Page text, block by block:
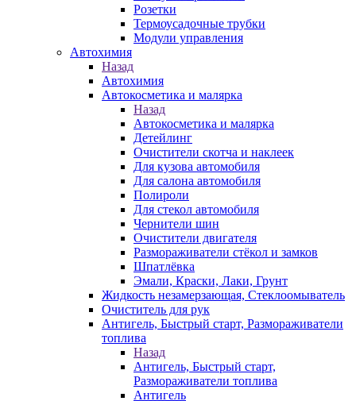
Розетки
Термоусадочные трубки
Модули управления
Автохимия
Назад
Автохимия
Автокосметика и малярка
Назад
Автокосметика и малярка
Детейлинг
Очистители скотча и наклеек
Для кузова автомобиля
Для салона автомобиля
Полироли
Для стекол автомобиля
Чернители шин
Очистители двигателя
Размораживатели стёкол и замков
Шпатлёвка
Эмали, Краски, Лаки, Грунт
Жидкость незамерзающая, Стеклоомыватель
Очиститель для рук
Антигель, Быстрый старт, Размораживатели
топлива
Назад
Антигель, Быстрый старт,
Размораживатели топлива
Антигель